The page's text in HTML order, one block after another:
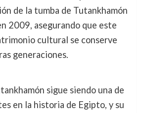
de la tumba de Tutankhamón
2009, asegurando que este
cultural se conserve
generaciones.
sigue siendo una de
en la historia de Egipto, y su